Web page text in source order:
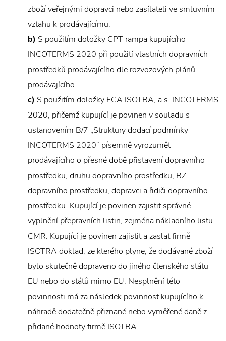
zboží veřejnými dopravci nebo zasílateli ve smluvním
vztahu k prodávajícímu.
b) S použitím doložky CPT rampa kupujícího
INCOTERMS 2020 při použití vlastních dopravních
prostředků prodávajícího dle rozvozových plánů
prodávajícího.
c) S použitím doložky FCA ISOTRA, a.s. INCOTERMS
2020, přičemž kupující je povinen v souladu s
ustanovením B/7 „Struktury dodací podmínky
INCOTERMS 2020“ písemně vyrozumět
prodávajícího o přesné době přistavení dopravního
prostředku, druhu dopravního prostředku, RZ
dopravního prostředku, dopravci a řidiči dopravního
prostředku. Kupující je povinen zajistit správné
vyplnění přepravních listin, zejména nákladního listu
CMR. Kupující je povinen zajistit a zaslat firmě
ISOTRA doklad, ze kterého plyne, že dodávané zboží
bylo skutečně dopraveno do jiného členského státu
EU nebo do států mimo EU. Nesplnění této
povinnosti má za následek povinnost kupujícího k
náhradě dodatečně přiznané nebo vyměřené daně z
přidané hodnoty firmě ISOTRA.